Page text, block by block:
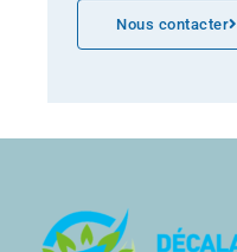
Nous contacter